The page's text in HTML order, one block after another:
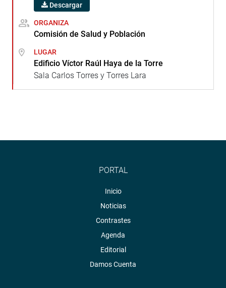
Descargar
ORGANIZA
Comisión de Salud y Población
LUGAR
Edificio Víctor Raúl Haya de la Torre
Sala Carlos Torres y Torres Lara
PORTAL
Inicio
Noticias
Contrastes
Agenda
Editorial
Damos Cuenta